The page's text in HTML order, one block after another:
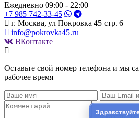
Ежедневно 09:00 - 22:00
+7 985 742-33-45
г. Москва, ул Покровка 45 стр. 6
info@pokrovka45.ru
ВКонтакте
Оставьте свой номер телефона и мы
рабочее время